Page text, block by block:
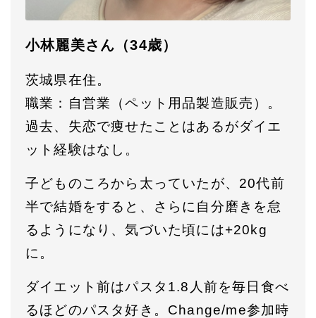
小林麗美さん（34歳）
茨城県在住。
職業：自営業（ペット用品製造販売）。
過去、失恋で痩せたことはあるがダイエ
ット経験はなし。
子どものころから太っていたが、20代前
半で結婚をすると、さらに自分磨きを怠
るようになり、気づいた頃には+20kg
に。
ダイエット前はパスタ1.8人前を毎日食べ
るほどのパスタ好き。Change/me参加時